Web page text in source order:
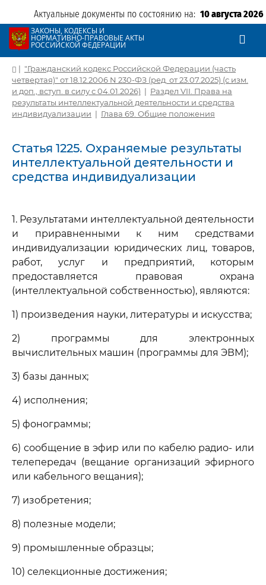
Актуальные документы по состоянию на: 10 августа 2026
ЗАКОНЫ, КОДЕКСЫ И
НОРМАТИВНО-ПРАВОВЫЕ АКТЫ
РОССИЙСКОЙ ФЕДЕРАЦИИ
| "Гражданский кодекс Российской Федерации (часть
четвертая)" от 18.12.2006 N 230-ФЗ (ред. от 23.07.2025) (с изм.
и доп., вступ. в силу с 04.01.2026) | Раздел VII. Права на
результаты интеллектуальной деятельности и средства
индивидуализации | Глава 69. Общие положения
Статья 1225. Охраняемые результаты
интеллектуальной деятельности и
средства индивидуализации
1. Результатами интеллектуальной деятельности
и приравненными к ним средствами
индивидуализации юридических лиц, товаров,
работ, услуг и предприятий, которым
предоставляется правовая охрана
(интеллектуальной собственностью), являются:
1) произведения науки, литературы и искусства;
2) программы для электронных
вычислительных машин (программы для ЭВМ);
3) базы данных;
4) исполнения;
5) фонограммы;
6) сообщение в эфир или по кабелю радио- или
телепередач (вещание организаций эфирного
или кабельного вещания);
7) изобретения;
8) полезные модели;
9) промышленные образцы;
10) селекционные достижения;